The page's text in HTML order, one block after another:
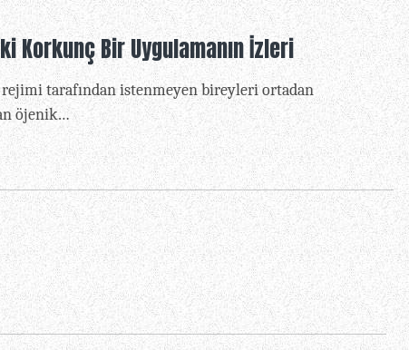
Korkunç Bir Uygulamanın İzleri
tarafından istenmeyen bireyleri ortadan
öjenik…